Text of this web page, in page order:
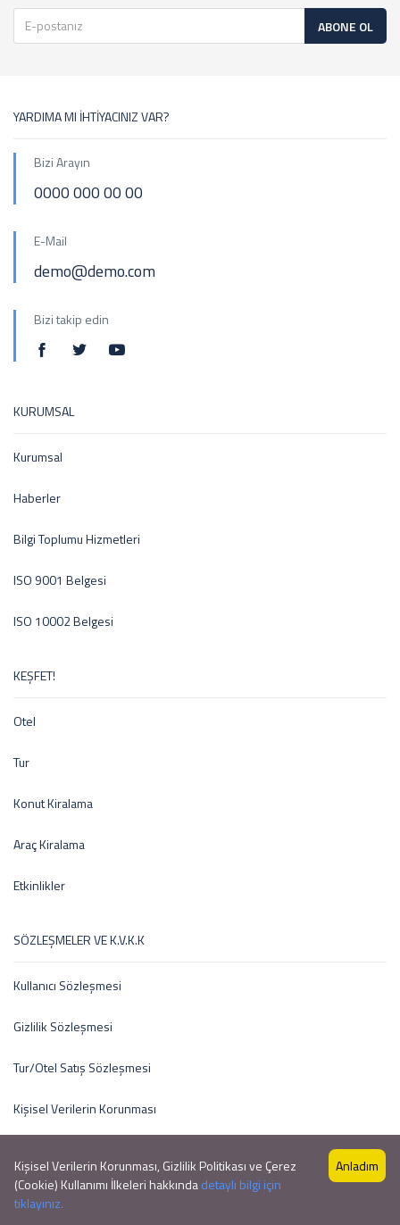
ABONE OL
YARDIMA MI İHTİYACINIZ VAR?
Bizi Arayın
0000 000 00 00
E-Mail
demo@demo.com
Bizi takip edin
KURUMSAL
Kurumsal
Haberler
Bilgi Toplumu Hizmetleri
ISO 9001 Belgesi
ISO 10002 Belgesi
KEŞFET!
Otel
Tur
Konut Kiralama
Araç Kiralama
Etkinlikler
SÖZLEŞMELER VE K.V.K.K
Kullanıcı Sözleşmesi
Gizlilik Sözleşmesi
Tur/Otel Satış Sözleşmesi
Kişisel Verilerin Korunması
Copyright © 2021 by Profesyonel Tur Sitesi V1
Profesyonel Tur Sitesi V1
Kişisel Verilerin Korunması, Gizlilik Politikası ve Çerez
(Cookie) Kullanımı İlkeleri hakkındadetaylı bilgi için
tıklayınız.
Anladım